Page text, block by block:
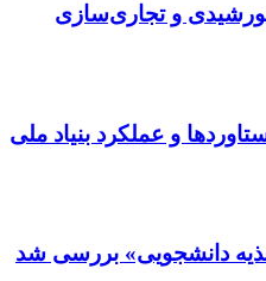
و تجاری‌سازی
و عملکرد بنیاد ملی
دانشجویی» بررسی شد